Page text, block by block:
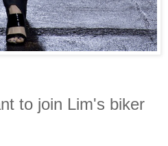
to join Lim's biker